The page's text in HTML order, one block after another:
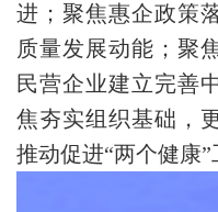
进；聚焦惠企政策
质量发展动能；聚
民营企业建立完善
焦夯实组织基础，
推动促进“两个健康”